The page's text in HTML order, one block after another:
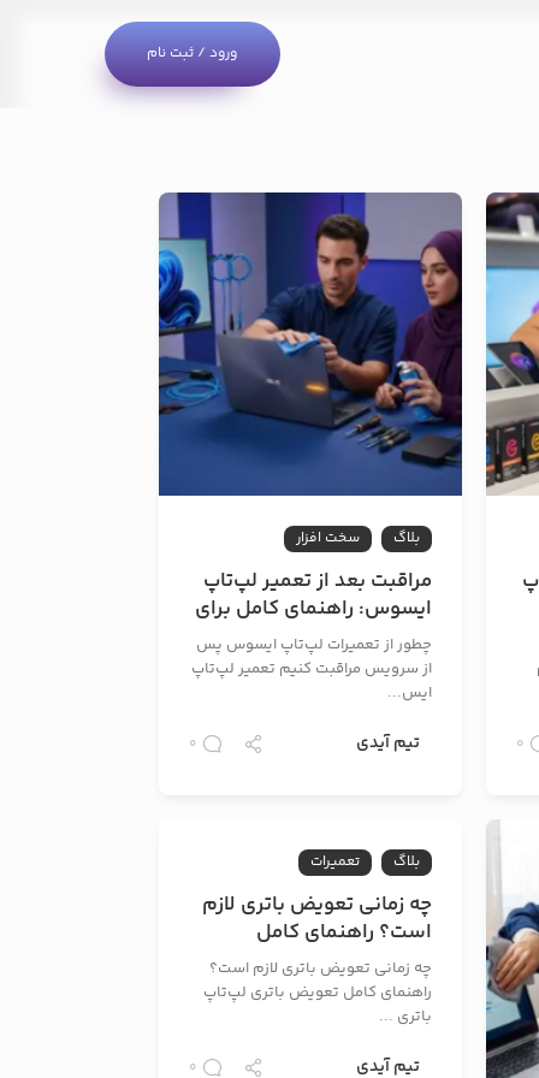
ورود / ثبت نام
0
بلاگ سخت افزار
مراقبت بعد از تعمیر لپ‌تاپ
ایسوس: راهنمای کامل برای
حفظ عملکرد و طول عمر
چطور از تعمیرات لپ‌تاپ ایسوس پس
از سرویس مراقبت کنیم تعمیر لپ‌تاپ
ایس...
تیم آیدی 0
بلاگ تعمیرات
چه زمانی تعویض باتری لازم
است؟ راهنمای کامل
تعویض باتری لپ‌تاپ
چه زمانی تعویض باتری لازم است؟
راهنمای کامل تعویض باتری لپ‌تاپ
باتری ...
تیم آیدی 0